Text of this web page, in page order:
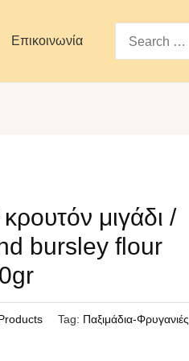
Επικοινωνία
for:
μιγάδι /
bursley flour
Tag: Παξιμάδια-Φρυγανιές